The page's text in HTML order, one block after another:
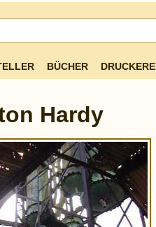
BÜCHER
Hardy